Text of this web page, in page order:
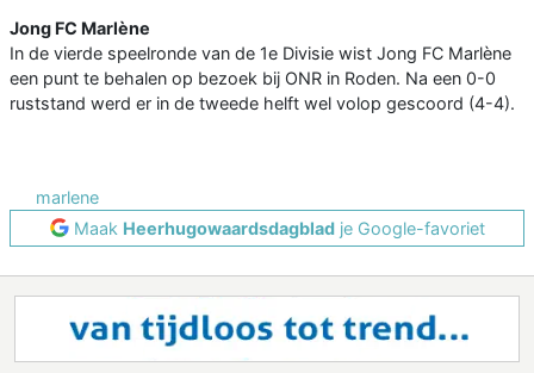
Jong FC Marlène
In de vierde speelronde van de 1e Divisie wist Jong FC Marlène
een punt te behalen op bezoek bij ONR in Roden. Na een 0-0
ruststand werd er in de tweede helft wel volop gescoord (4-4).
marlene
Maak Heerhugowaardsdagbladje Google-favoriet